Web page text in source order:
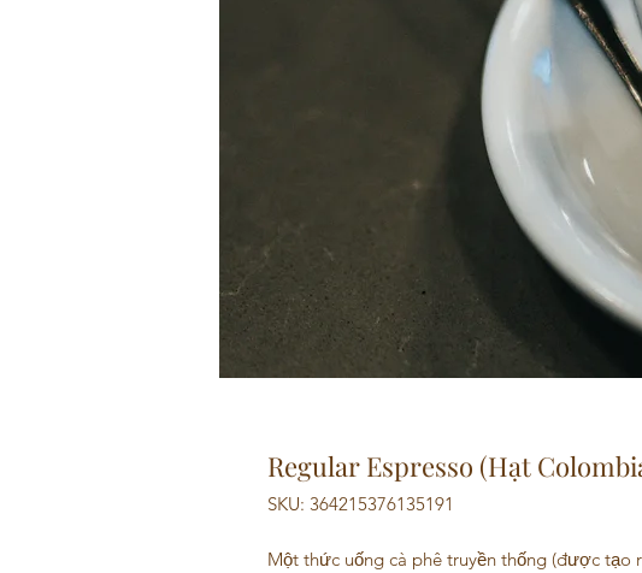
Regular Espresso (Hạt
SKU: 364215376135191
Một thức uống cà phê truyền thống (được tạo